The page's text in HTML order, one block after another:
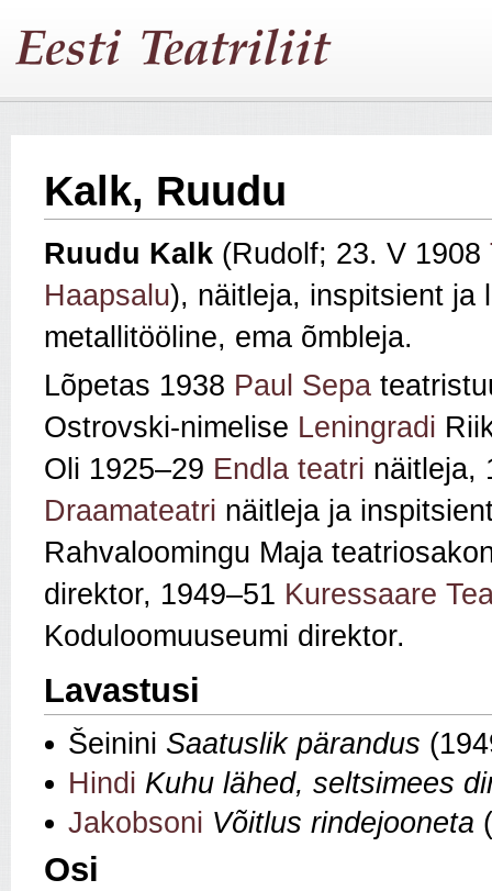
Kalk, Ruudu
Ruudu Kalk (Rudolf; 23. V 1908
Haapsalu), näitleja, inspitsient ja
metallitööline, ema õmbleja.
Lõpetas 1938 Paul Sepa
Ostrovski-nimelise Leningradi
Oli 1925–29 Endla teatri näitleja,
Draamateatri näitleja ja
Rahvaloomingu Maja
direktor, 1949–51 Kuressaare
Koduloomuuseumi direktor.
Lavastusi
Šeinini Saatuslik pärandus
Hindi Kuhu lähed, seltsimees
Jakobsoni Võitlus rindejooneta
Osi